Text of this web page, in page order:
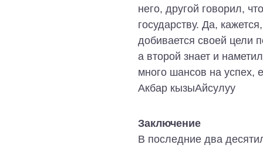
него, другой говорил,
государству. Да,
добивается своей цели
а второй знает и
много шансов на успех,
Акбар кызыАйсулуу
Заключение
В последние два